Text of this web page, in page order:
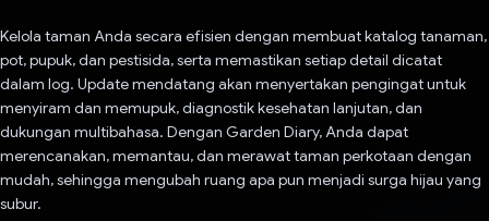
Kelola taman Anda secara efisien dengan membuat katalog tanaman,
pot, pupuk, dan pestisida, serta memastikan setiap detail dicatat
dalam log. Update mendatang akan menyertakan pengingat untuk
menyiram dan memupuk, diagnostik kesehatan lanjutan, dan
dukungan multibahasa. Dengan Garden Diary, Anda dapat
merencanakan, memantau, dan merawat taman perkotaan dengan
mudah, sehingga mengubah ruang apa pun menjadi surga hijau yang
subur.